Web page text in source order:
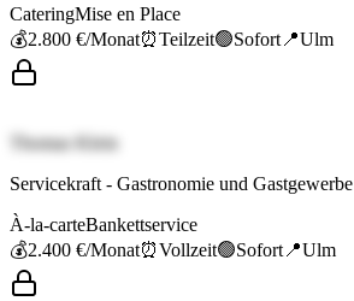
CateringMise en Place
💰2.800 €/Monat⏰Teilzeit🟢Sofort 📍Ulm
Thomas Klein
Servicekraft - Gastronomie und Gastgewerbe
À-la-carteBankettservice
💰2.400 €/Monat⏰Vollzeit🟢Sofort 📍Ulm